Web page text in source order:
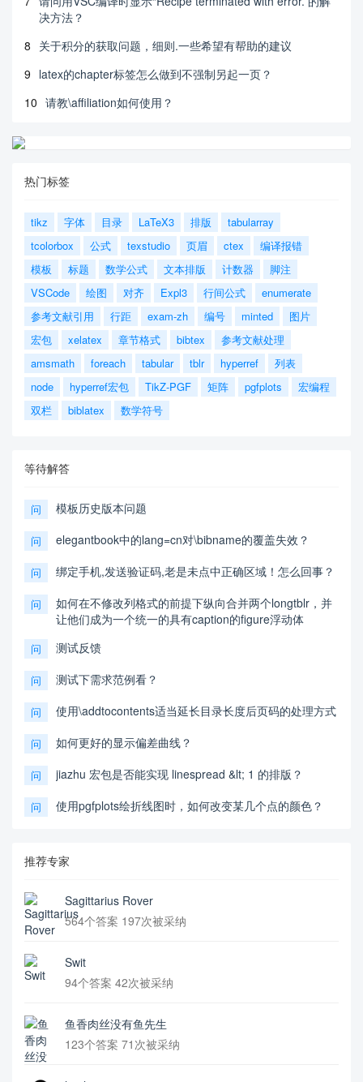
决方法？
8 关于积分的获取问题，细则.一些希望有帮助的建议
9 latex的chapter标签怎么做到不强制另起一页？
10 请教\affiliation如何使用？
热门标签
tikz 字体 目录 LaTeX3 排版
tabularray
tcolorbox
公式 texstudio 页眉 ctex
编译报错
模板
标题 数学公式 文本排版 计数器
脚注
VSCode
绘图 对齐 Expl3 行间公式
enumerate
参考文献引用
行距 exam-zh 编号 minted
图片
宏包
xelatex 章节格式 bibtex
参考文献处理
amsmath
foreach tabular tblr hyperref
列表
node
hyperref宏包 TikZ-PGF 矩阵 pgfplots
宏编程
双栏
biblatex 数学符号
等待解答
问 模板历史版本问题
问 elegantbook中的lang=cn对\bibname的覆盖失效？
问 绑定手机,发送验证码,老是未点中正确区域！怎么回事？
问
如何在不修改列格式的前提下纵向合并两个longtblr，并
让他们成为一个统一的具有caption的figure浮动体
问 测试反馈
问 测试下需求范例看？
问 使用\addtocontents适当延长目录长度后页码的处理方式
问 如何更好的显示偏差曲线？
问 jiazhu 宏包是否能实现 linespread &lt; 1 的排版？
问 使用pgfplots绘折线图时，如何改变某几个点的颜色？
推荐专家
Sagittarius Rover
564个答案 197次被采纳
Swit
94个答案 42次被采纳
鱼香肉丝没有鱼先生
123个答案 71次被采纳